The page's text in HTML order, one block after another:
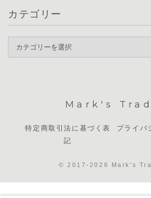
カテゴリー
Mark's
特定商取引法に基づく表
記
プライバ
© 2017-2026 Mark's